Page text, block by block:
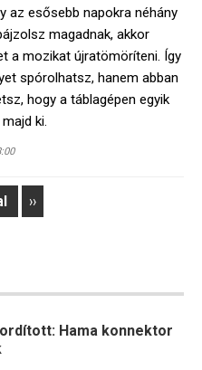
az esősebb napokra néhány
magadnak, akkor
a mozikat újratömöríteni. Így
spórolhatsz, hanem abban
hogy a táblagépen egyik
ki.
Next
page
››
Hama konnektor